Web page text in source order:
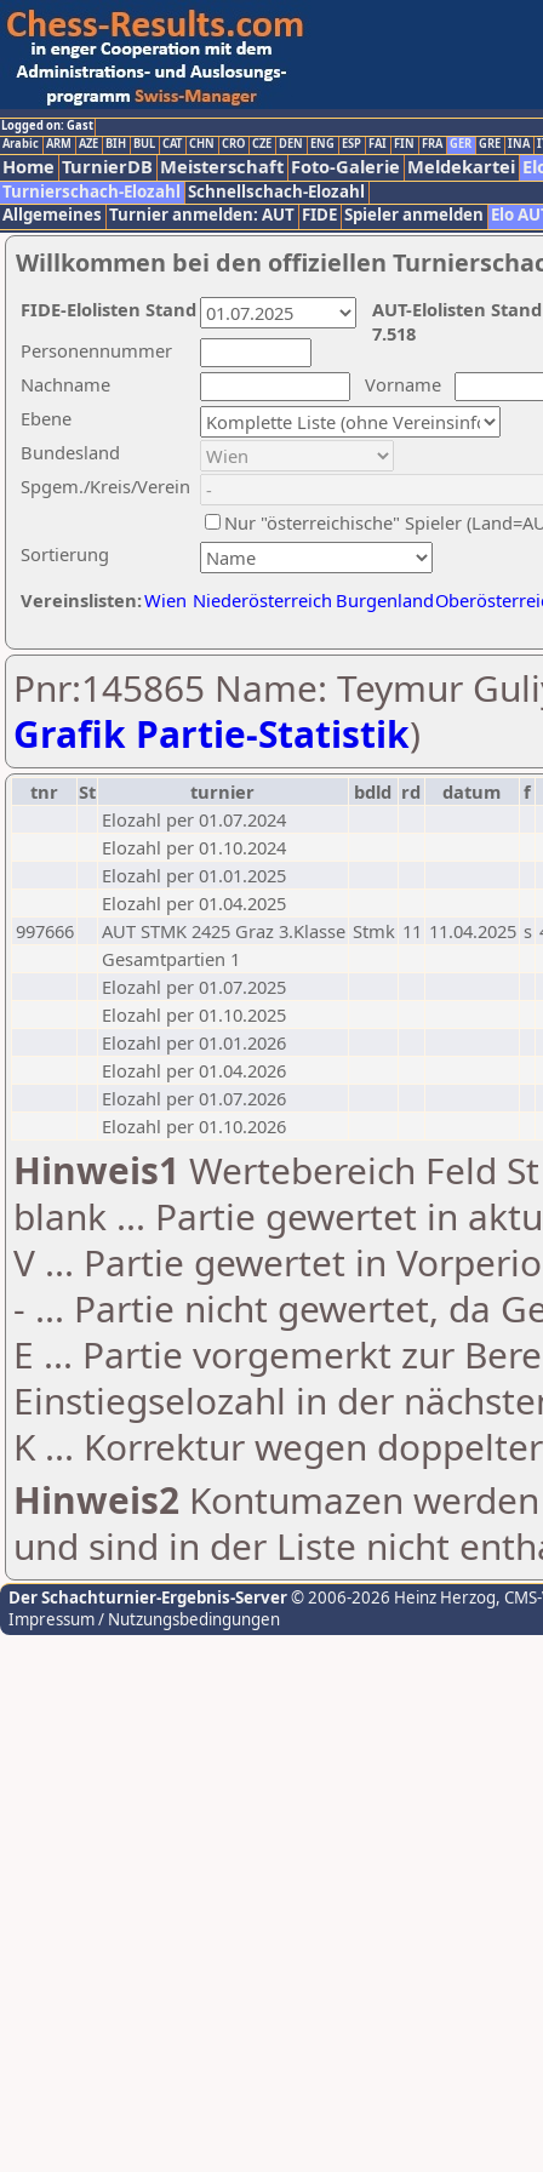
Logged on: Gast
Arabic ARM AZE BIH BUL CAT CHN CRO CZE DEN ENG ESP FAI FIN FRA GER GRE INA
Home TurnierDB Meisterschaft Foto-Galerie Meldekartei
Turnierschach-Elozahl Schnellschach-Elozahl
Allgemeines Turnier anmelden: AUT FIDE Spieler anmelden Elo
Willkommen bei den offiziellen
Nachname
Vorname
Ebene
Sortierung
Personennummer
Bundesland
Spgem./Kreis/Verein
Nur "österreichische" Spieler
Vereinslisten:Wien Niederösterreich Burgenland
AUT-Elolisten
7.518
FIDE-Elolisten Stand
Pnr:145865 Name: Teymur
Grafik Partie-Statistik)
tnr St turnier bdld rd datum f
Elozahl per 01.07.2024
Elozahl per 01.10.2024
Elozahl per 01.01.2025
Elozahl per 01.04.2025
997666
AUT STMK 2425 Graz 3.Klasse Stmk 11 11.04.2025 s
Gesamtpartien 1
Elozahl per 01.07.2025
Elozahl per 01.10.2025
Elozahl per 01.01.2026
Elozahl per 01.04.2026
Elozahl per 01.07.2026
Elozahl per 01.10.2026
Hinweis1 Wertebereich Feld
blank ... Partie gewertet in
V ... Partie gewertet in
- ... Partie nicht gewertet, da
E ... Partie vorgemerkt zur
Einstiegselozahl in der
K ... Korrektur wegen
Hinweis2 Kontumazen
und sind in der Liste nicht
Der Schachturnier-Ergebnis-Server© 2006-2026 Heinz Herzog,
Impressum / Nutzungsbedingungen